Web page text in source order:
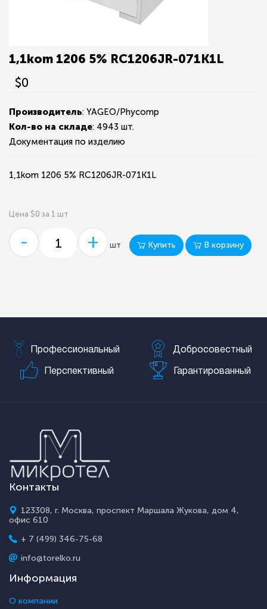
1,1kom 1206 5% RC1206JR-071K1L
$0
Производитель: YAGEO/Phycomp
Кол-во на складе: 4943 шт.
Документация по изделию
1,1kom 1206 5% RC1206JR-071K1L
Цена $0 за 1 шт
- + шт Купить В корзину
Профессиональный Добросовестный
Перспективный Гарантированный
Контакты
123308, г. Москва, проспект Маршала Жукова, дом 4,
офис 610
+ 7 (499) 346-75-68
info@torelko.ru
Информация
О компании